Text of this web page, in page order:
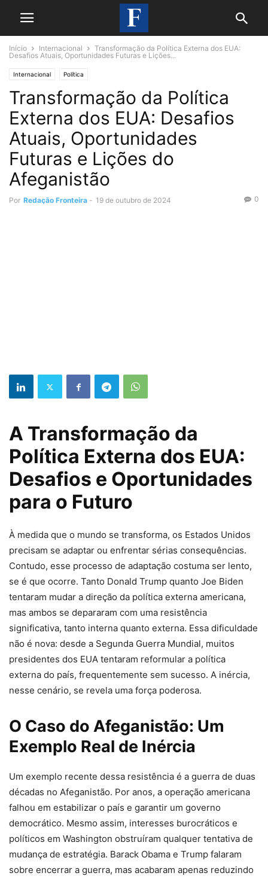
Início Internacional
Transformação da Política Externa dos EUA:
Desafios Atuais, Oportunidades Futuras e Lições...
Internacional Política
Transformação da Política
Externa dos EUA: Desafios
Atuais, Oportunidades
Futuras e Lições do
Afeganistão
Por Redação Fronteira - 19 de outubro de 2024 0
A Transformação da
Política Externa dos EUA:
Desafios e Oportunidades
para o Futuro
À medida que o mundo se transforma, os Estados Unidos
precisam se adaptar ou enfrentar sérias consequências.
Contudo, esse processo de adaptação costuma ser lento,
se é que ocorre. Tanto Donald Trump quanto Joe Biden
tentaram mudar a direção da política externa americana,
mas ambos se depararam com uma resistência
significativa, tanto interna quanto externa. Essa dificuldade
não é nova: desde a Segunda Guerra Mundial, muitos
presidentes dos EUA tentaram reformular a política
externa do país, frequentemente sem sucesso. A inércia,
nesse cenário, se revela uma força poderosa.
O Caso do Afeganistão: Um
Exemplo Real de Inércia
Um exemplo recente dessa resistência é a guerra de duas
décadas no Afeganistão. Por anos, a operação americana
falhou em estabilizar o país e garantir um governo
democrático. Mesmo assim, interesses burocráticos e
políticos em Washington obstruíram qualquer tentativa de
mudança de estratégia. Barack Obama e Trump falaram
sobre encerrar a guerra, mas acabaram apenas reduzindo